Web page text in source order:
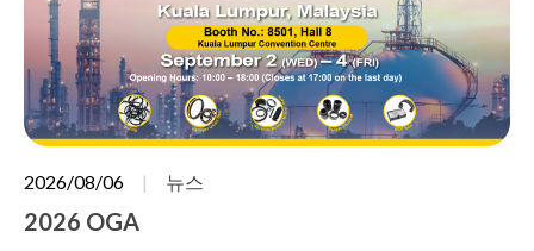
2026/08/06 뉴스
2026 OGA